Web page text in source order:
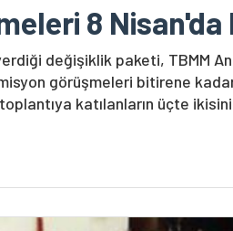
8 Nisan'da
değişiklik paketi, TBMM
görüşmeleri bitirene
katılanların üçte